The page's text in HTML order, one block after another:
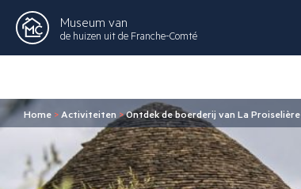
Museum van
de huizen uit de Franche-Comté
Home > Activiteiten >Ontdek de boerderij van La Proiselière